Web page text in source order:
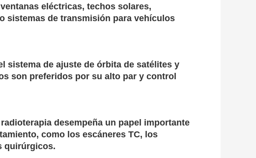
eléctricas, techos solares,
sistemas de transmisión para vehículos
sistema de ajuste de órbita de satélites y
son preferidos por su alto par y control
desempeña un papel importante
como los escáneres TC, los
quirúrgicos.